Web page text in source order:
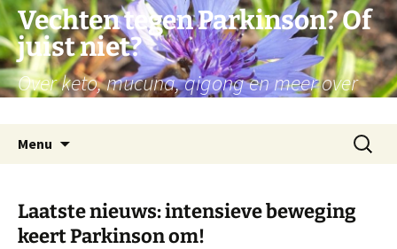
Ga
naar
de
inhoud
Vechten tegen Parkinson? Of
juist niet?
Over keto, mucuna, qigong en meer over
Menu
Zoeken
naar:
Laatste nieuws: intensieve beweging
keert Parkinson om!